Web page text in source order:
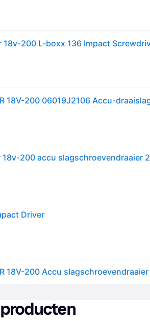
Driver